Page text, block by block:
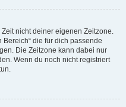
nicht deiner eigenen Zeitzone.
Bereich“ die für dich passende
Die Zeitzone kann dabei nur
Wenn du noch nicht registriert